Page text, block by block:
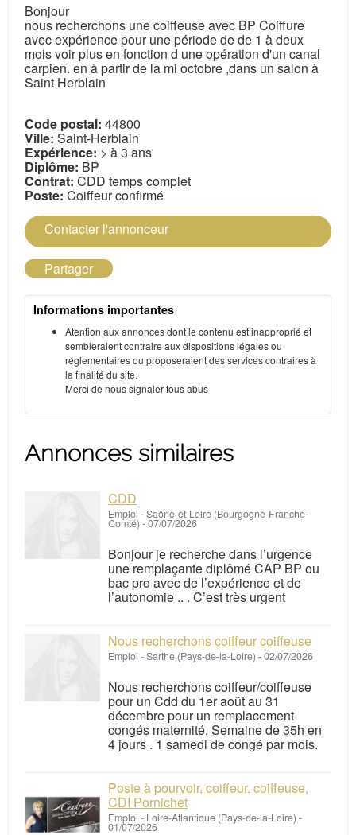
Bonjour
nous recherchons une coiffeuse avec BP Coiffure
avec expérience pour une période de de 1 à deux
mois voir plus en fonction d une opération d'un canal
carpien. en à partir de la mi octobre ,dans un salon à
Saint Herblain
Code postal: 44800
Ville: Saint-Herblain
Expérience: > à 3 ans
Diplôme: BP
Contrat: CDD temps complet
Poste: Coiffeur confirmé
Contacter l'annonceur
Partager
Informations importantes
Atention aux annonces dont le contenu est inapproprié et
sembleraient contraire aux dispositions légales ou
réglementaires ou proposeraient des services contraires à
la finalité du site.
Merci de nous signaler tous abus
Annonces similaires
CDD
Emploi -Saône-et-Loire (Bourgogne-Franche-
Comté) -07/07/2026
Bonjour je recherche dans l’urgence
une remplaçante diplômé CAP BP ou
bac pro avec de l’expérience et de
l’autonomie .. . C’est très urgent
Nous recherchons coiffeur coiffeuse
Emploi -Sarthe (Pays-de-la-Loire) -02/07/2026
Nous recherchons coiffeur/coiffeuse
pour un Cdd du 1er août au 31
décembre pour un remplacement
congés maternité. Semaine de 35h en
4 jours . 1 samedi de congé par mois.
Poste à pourvoir, coiffeur, coiffeuse,
CDI Pornichet
Emploi - Loire-Atlantique (Pays-de-la-Loire) -
01/07/2026